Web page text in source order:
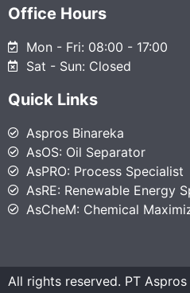
Office Hours
Mon - Fri: 08:00 - 17:00
Sat - Sun: Closed
Quick Links
Aspros Binareka
AsOS: Oil Separator
AsPRO: Process Specialist
AsRE: Renewable Energy
AsCheM: Chemical
All rights reserved. PT